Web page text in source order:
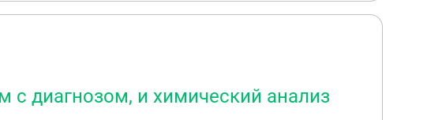
с диагнозом, и химический анализ